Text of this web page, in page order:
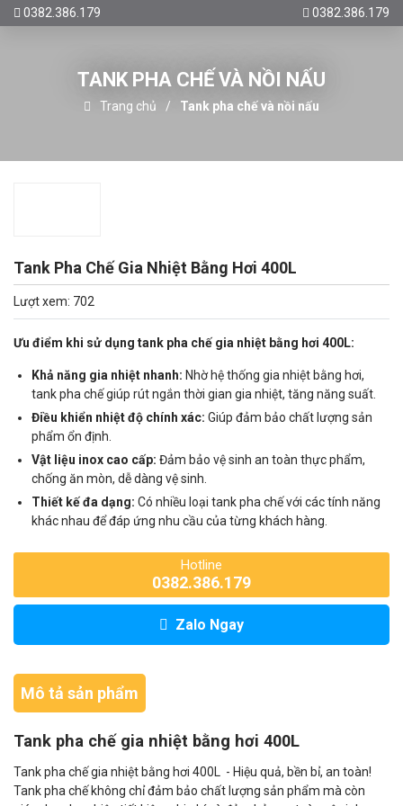
0382.386.179 0382.386.179
TANK PHA CHẾ VÀ NỒI NẤU
Trang chủ Tank pha chế và nồi nấu
Tank Pha Chế Gia Nhiệt Bằng Hơi 400L
Lượt xem: 702
Ưu điểm khi sử dụng tank pha chế gia nhiệt bằng hơi 400L:
Khả năng gia nhiệt nhanh: Nhờ hệ thống gia nhiệt bằng hơi,
tank pha chế giúp rút ngắn thời gian gia nhiệt, tăng năng suất.
Điều khiển nhiệt độ chính xác: Giúp đảm bảo chất lượng sản
phẩm ổn định.
Vật liệu inox cao cấp: Đảm bảo vệ sinh an toàn thực phẩm,
chống ăn mòn, dễ dàng vệ sinh.
Thiết kế đa dạng: Có nhiều loại tank pha chế với các tính năng
khác nhau để đáp ứng nhu cầu của từng khách hàng.
Hotline
0382.386.179
Zalo Ngay
Mô tả sản phẩm
Tank pha chế gia nhiệt bằng hơi 400L
Tank pha chế gia nhiệt bằng hơi 400L - Hiệu quả, bền bỉ, an toàn!
Tank pha chế không chỉ đảm bảo chất lượng sản phẩm mà còn